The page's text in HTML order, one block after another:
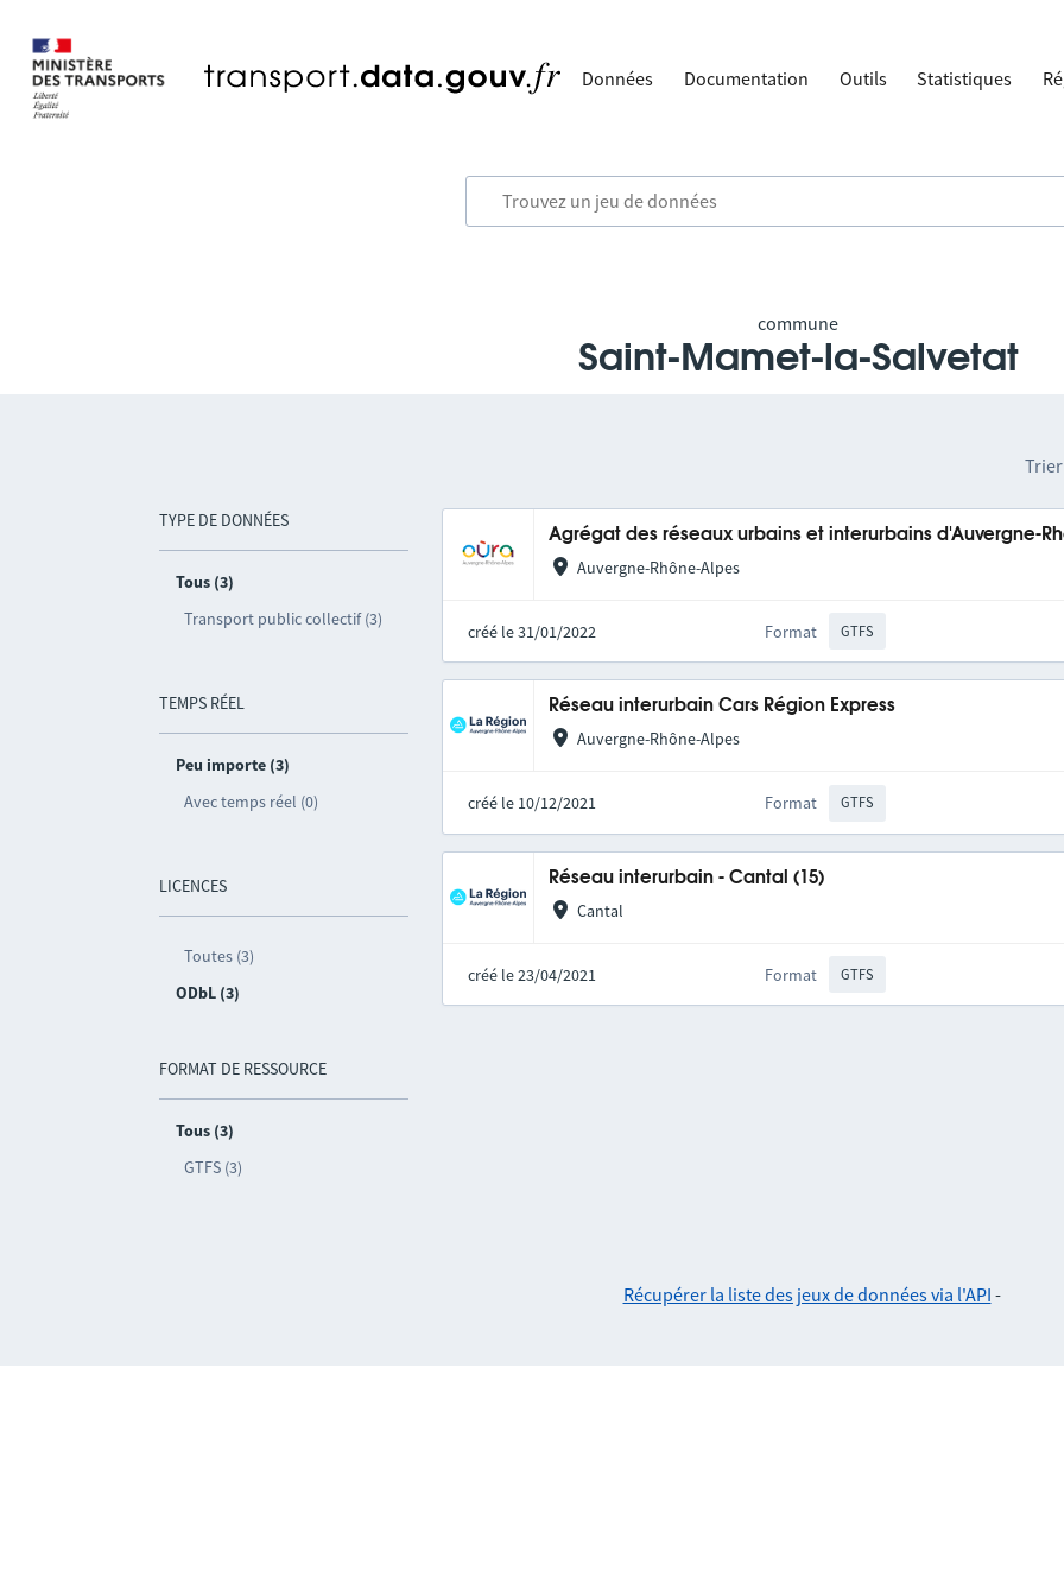
Données Documentation Outils Statistiques
commune
Saint-Mamet-la-Salvetat
TYPE DE DONNÉES
Tous (3)
Transport public collectif (3)
TEMPS RÉEL
Peu importe (3)
Avec temps réel (0)
LICENCES
Toutes (3)
ODbL (3)
FORMAT DE RESSOURCE
Tous (3)
GTFS (3)
Agrégat des réseaux urbains et interurbains d'Auvergne-
Auvergne-Rhône-Alpes
créé le 31/01/2022 Format GTFS
Réseau interurbain Cars Région Express
Auvergne-Rhône-Alpes
créé le 10/12/2021 Format GTFS
Réseau interurbain - Cantal (15)
Cantal
créé le 23/04/2021 Format GTFS
Récupérer la liste des jeux de données via l'API -